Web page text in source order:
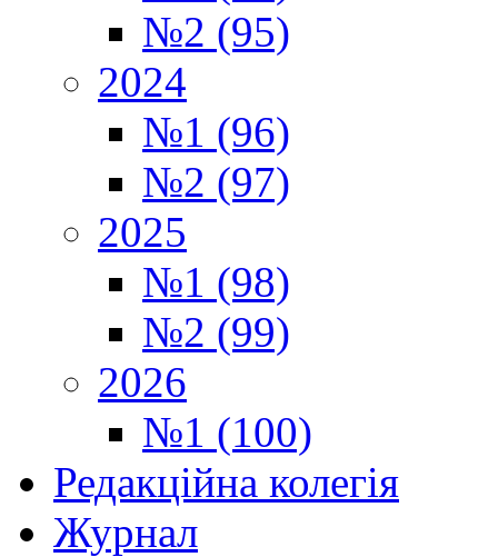
№2 (95)
2024
№1 (96)
№2 (97)
2025
№1 (98)
№2 (99)
2026
№1 (100)
Редакційна колегія
Журнал